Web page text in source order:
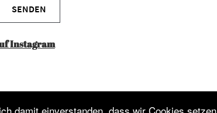
damit einverstanden, dass wir Cookies setzen.
Instagram